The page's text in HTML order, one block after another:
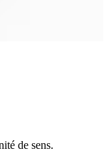
de sens.